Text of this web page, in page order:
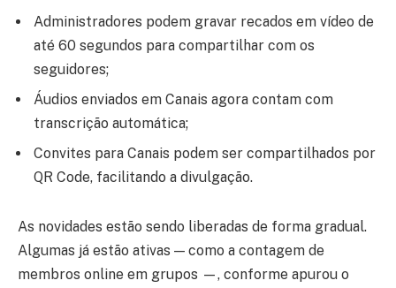
Administradores podem gravar recados em vídeo de
até 60 segundos para compartilhar com os
seguidores;
Áudios enviados em Canais agora contam com
transcrição automática;
Convites para Canais podem ser compartilhados por
QR Code, facilitando a divulgação.
As novidades estão sendo liberadas de forma gradual.
Algumas já estão ativas — como a contagem de
membros online em grupos —, conforme apurou o